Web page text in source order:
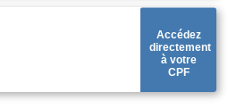
Accédez
directement
à votre
CPF